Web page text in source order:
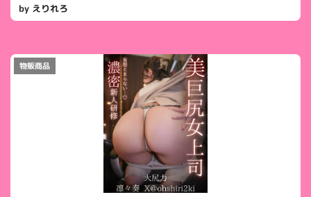
by えりれろ
物販商品